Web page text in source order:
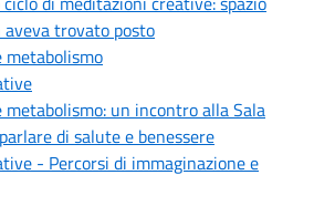
trovato posto
metabolismo
un incontro alla Sala
di salute e benessere
- Percorsi di immaginazione e